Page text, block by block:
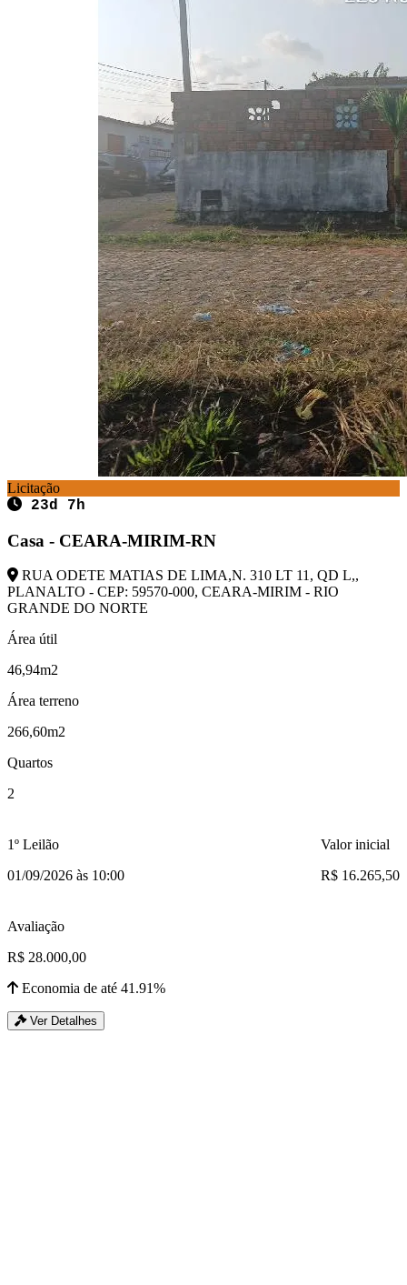
Licitação
23d 7h
Casa - CEARA-MIRIM-RN
RUA ODETE MATIAS DE LIMA,N. 310 LT 11, QD L,,
PLANALTO - CEP: 59570-000, CEARA-MIRIM - RIO
GRANDE DO NORTE
Área útil
46,94m2
Área terreno
266,60m2
Quartos
2
1º Leilão
01/09/2026 às 10:00
Valor inicial
R$ 16.265,50
Avaliação
R$ 28.000,00
Economia de até 41.91%
Ver Detalhes